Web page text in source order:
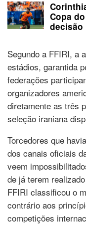
Copa
decisão
Segundo a FFIRI, a
estádios, garantida
federações
organizadores
diretamente as três
seleção iraniana
Torcedores que
dos canais oficiais
veem
de já terem
FFIRI classificou o
contrário aos
competições